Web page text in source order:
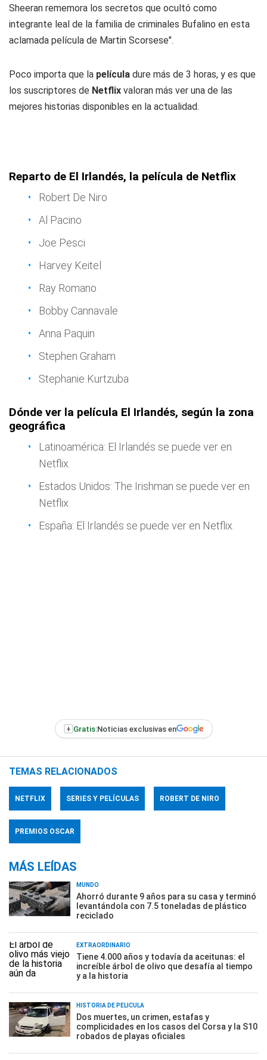
Sheeran rememora los secretos que ocultó como
integrante leal de la familia de criminales Bufalino en esta
aclamada película de Martin Scorsese".
Poco importa que la película dure más de 3 horas, y es que
los suscriptores de Netflix valoran más ver una de las
mejores historias disponibles en la actualidad.
Reparto de El Irlandés, la película de Netflix
Robert De Niro
Al Pacino
Joe Pesci
Harvey Keitel
Ray Romano
Bobby Cannavale
Anna Paquin
Stephen Graham
Stephanie Kurtzuba
Dónde ver la película El Irlandés, según la zona
geográfica
Latinoamérica: El Irlandés se puede ver en
Netflix.
Estados Unidos: The Irishman se puede ver en
Netflix.
España: El Irlandés se puede ver en Netflix.
+ Gratis:Noticias exclusivas en
TEMAS RELACIONADOS
NETFLIX SERIES Y PELÍCULAS ROBERT DE NIRO
PREMIOS OSCAR
MÁS LEÍDAS
MUNDO
Ahorró durante 9 años para su casa y terminó
levantándola con 7.5 toneladas de plástico
reciclado
EXTRAORDINARIO
Tiene 4.000 años y todavía da aceitunas: el
increíble árbol de olivo que desafía al tiempo
y a la historia
HISTORIA DE PELÍCULA
Dos muertes, un crimen, estafas y
complicidades en los casos del Corsa y la S10
robados de playas oficiales